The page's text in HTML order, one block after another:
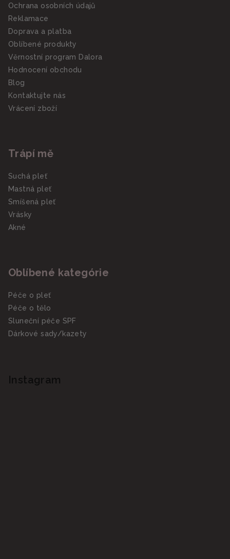
Ochrana osobních údajů
Reklamace
Doprava a platba
Oblíbené produkty
Věrnostní program Dalora
Hodnocení obchodu
Blog
Kontaktujte nás
Vrácení zboží
Trápí mě
Suchá pleť
Mastná pleť
Smíšená pleť
Vrásky
Akné
Oblíbené kategórie
Péče o pleť
Péče o tělo
Sluneční péče SPF
Dárkové sady/kazety
Instagram